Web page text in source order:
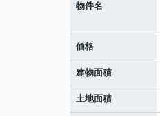
物件名
価格
建物面積
土地面積